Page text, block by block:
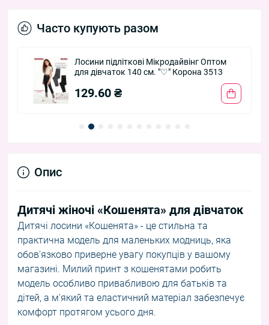
Часто купують разом
Лосини підліткові Мікродайвінг Оптом
для дівчаток 140 см. "♡" Корона 3513
129.60 ₴
Опис
Дитячі жіночі «Кошенята» для дівчаток
Дитячі лосини «Кошенята» - це стильна та
практична модель для маленьких модниць, яка
обов'язково приверне увагу покупців у вашому
магазині. Милий принт з кошенятами робить
модель особливо привабливою для батьків та
дітей, а м'який та еластичний матеріал забезпечує
комфорт протягом усього дня.